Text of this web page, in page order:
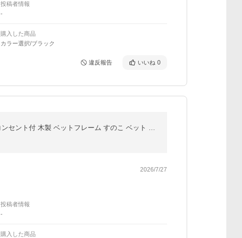
投稿者情報
-
購入した商品
カラー選択/ブラック
違反報告 いいね 0
2026/7/27
投稿者情報
-
購入した商品